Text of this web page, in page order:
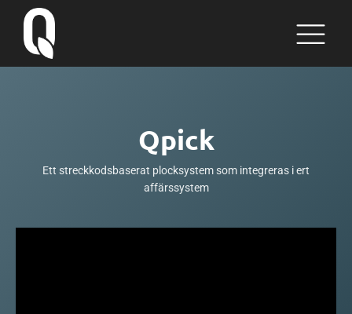
Qpick
Ett streckkodsbaserat plocksystem som integreras i ert
affärssystem